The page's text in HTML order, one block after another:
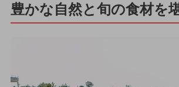
豊かな自然と旬の食材を